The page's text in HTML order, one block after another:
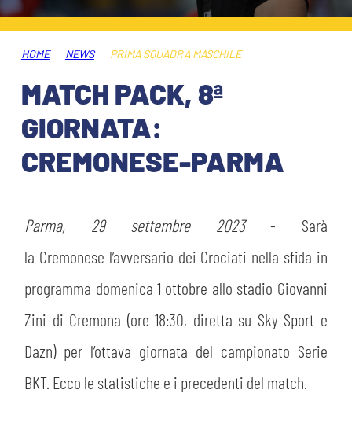
HOSPITALITY
MUSEUM CLUB EXPERIENCE
BIGLIETTI
ABBONAMENTI
INFO BIGLIETTI
TARDINI CARD
TRASFERTE
TICKET GIFT CARD
SHOP
ESPORTS
ORGANIGRAMMA
MUTTI TRAINING CENTER
STADIO TARDINI
MEDIA
HOME NEWS PRIMA SQUADRA MASCHILE
MATCH PACK, 8ª
GIORNATA:
CREMONESE-PARMA
Parma, 29 settembre 2023- Sarà
la Cremonese l’avversario dei Crociati nella sfida in
programma domenica 1 ottobre allo stadio Giovanni
Zini di Cremona (ore 18:30, diretta su Sky Sport e
Dazn) per l’ottava giornata del campionato Serie
BKT. Ecco le statistiche e i precedenti del match.